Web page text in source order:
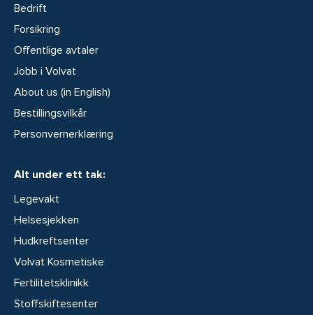
Bedrift
Forsikring
Offentlige avtaler
Jobb i Volvat
About us (in English)
Bestillingsvilkår
Personvernerklæring
Alt under ett tak:
Legevakt
Helsesjekken
Hudkreftsenter
Volvat Kosmetiske
Fertilitetsklinikk
Stoffskiftesenter